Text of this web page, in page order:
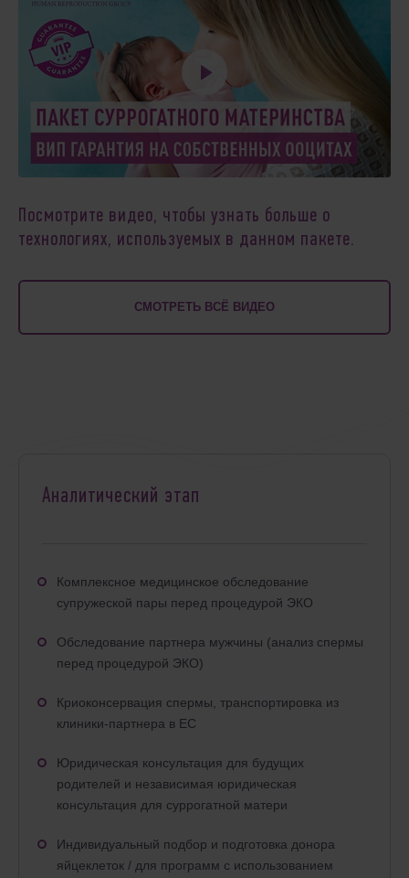
Посмотрите видео, чтобы узнать больше о
технологиях, используемых в данном пакете.
СМОТРЕТЬ ВСЁ ВИДЕО
Аналитический этап
Комплексное медицинское обследование
супружеской пары перед процедурой ЭКО
Обследование партнера мужчины (анализ спермы
перед процедурой ЭКО)
Криоконсервация спермы, транспортировка из
клиники-партнера в ЕС
Юридическая консультация для будущих
родителей и независимая юридическая
консультация для суррогатной матери
Индивидуальный подбор и подготовка донора
яйцеклеток / для программ с использованием